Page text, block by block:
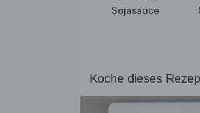
Sojasauce
Koche dieses